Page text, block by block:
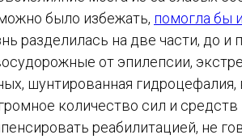
было избежать, помогла бы
разделилась на две части, до и
от эпилепсии,
шунтированная гидроцефалия,
количество сил и
реабилитацией, не